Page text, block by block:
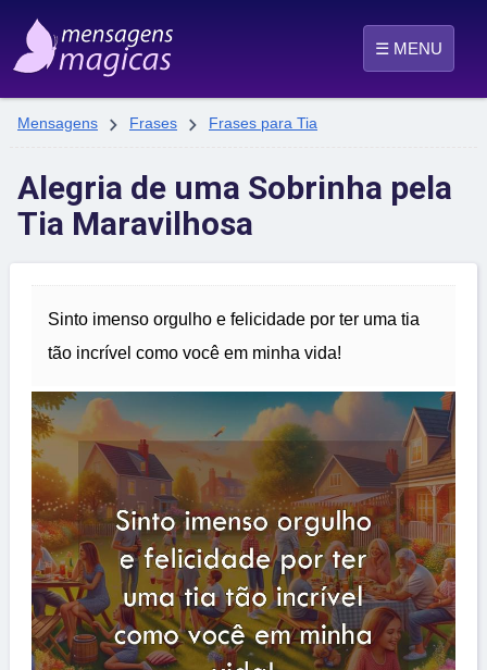
☰ MENU
Mensagens  Frases  Frases para Tia
Alegria de uma Sobrinha pela
Tia Maravilhosa
Sinto imenso orgulho e felicidade por ter uma tia
tão incrível como você em minha vida!